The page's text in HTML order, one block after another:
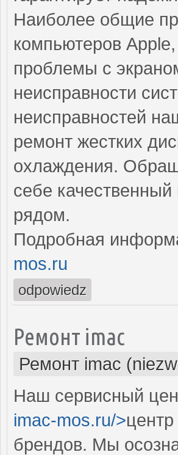
Наиболее общие
компьютеров
проблемы с
неисправности
неисправностей
ремонт жестких
охлаждения.
себе
рядом.
Подробная
mos.ru
odpowiedz
Ремонт imac
Ремонт imac
Наш сервисный
imac-mos.ru/>
брендов. Мы